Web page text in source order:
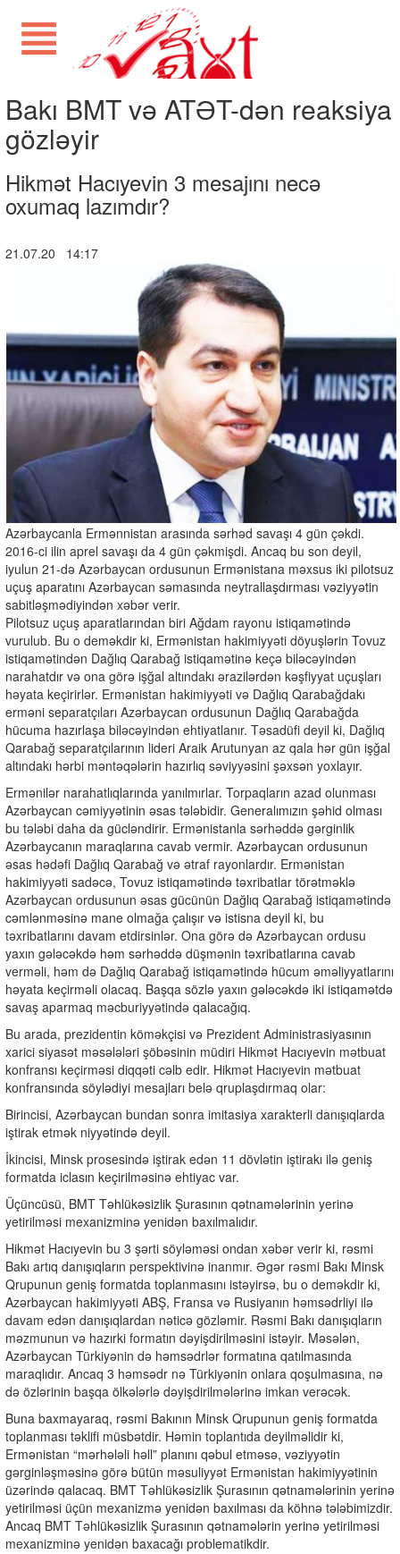
Bakı BMT və ATƏT-dən reaksiya
gözləyir
Hikmət Hacıyevin 3 mesajını necə
oxumaq lazımdır?
21.07.20 14:17
Azərbaycanla Ermənnistan arasında sərhəd savaşı 4 gün çəkdi.
2016-ci ilin aprel savaşı da 4 gün çəkmişdi. Ancaq bu son deyil,
iyulun 21-də Azərbaycan ordusunun Ermənistana məxsus iki pilotsuz
uçuş aparatını Azərbaycan səmasında neytrallaşdırması vəziyyətin
sabitləşmədiyindən xəbər verir.
Pilotsuz uçuş aparatlarından biri Ağdam rayonu istiqamətində
vurulub. Bu o deməkdir ki, Ermənistan hakimiyyəti döyuşlərin Tovuz
istiqamətindən Dağlıq Qarabağ istiqamətinə keçə biləcəyindən
narahatdır və ona görə işğal altındakı ərazilərdən kəşfiyyat uçuşları
həyata keçirirlər. Ermənistan hakimiyyəti və Dağlıq Qarabağdakı
erməni separatçıları Azərbaycan ordusunun Dağlıq Qarabağda
hücuma hazırlaşa biləcəyindən ehtiyatlanır. Təsadüfi deyil ki, Dağlıq
Qarabağ separatçılarının lideri Araik Arutunyan az qala hər gün işğal
altındakı hərbi məntəqələrin hazırlıq səviyyəsini şəxsən yoxlayır.
Ermənilər narahatlıqlarında yanılmırlar. Torpaqların azad olunması
Azərbaycan cəmiyyətinin əsas tələbidir. Generalımızın şəhid olması
bu tələbi daha da gücləndirir. Ermənistanla sərhəddə gərginlik
Azərbaycanın maraqlarına cavab vermir. Azərbaycan ordusunun
əsas hədəfi Dağlıq Qarabağ və ətraf rayonlardır. Ermənistan
hakimiyyəti sadəcə, Tovuz istiqamətində təxribatlar törətməklə
Azərbaycan ordusunun əsas gücünün Dağlıq Qarabağ istiqamətində
cəmlənməsinə mane olmağa çalışır və istisna deyil ki, bu
təxribatlarını davam etdirsinlər. Ona görə də Azərbaycan ordusu
yaxın gələcəkdə həm sərhəddə düşmənin təxribatlarına cavab
verməli, həm də Dağlıq Qarabağ istiqamətində hücum əməliyyatlarını
həyata keçirməli olacaq. Başqa sözlə yaxın gələcəkdə iki istiqamətdə
savaş aparmaq məcburiyyətində qalacağıq.
Bu arada, prezidentin köməkçisi və Prezident Administrasiyasının
xarici siyasət məsələləri şöbəsinin müdiri Hikmət Hacıyevin mətbuat
konfransı keçirməsi diqqəti cəlb edir. Hikmət Hacıyevin mətbuat
konfransında söylədiyi mesajları belə qruplaşdırmaq olar:
Birincisi, Azərbaycan bundan sonra imitasiya xarakterli danışıqlarda
iştirak etmək niyyətində deyil.
İkincisi, Minsk prosesində iştirak edən 11 dövlətin iştirakı ilə geniş
formatda iclasın keçirilməsinə ehtiyac var.
Üçüncüsü, BMT Təhlükəsizlik Şurasının qətnamələrinin yerinə
yetirilməsi mexanizminə yenidən baxılmalıdır.
Hikmət Hacıyevin bu 3 şərti söyləməsi ondan xəbər verir ki, rəsmi
Bakı artıq danışıqların perspektivinə inanmır. Əgər rəsmi Bakı Minsk
Qrupunun geniş formatda toplanmasını istəyirsə, bu o deməkdir ki,
Azərbaycan hakimiyyəti ABŞ, Fransa və Rusiyanın həmsədrliyi ilə
davam edən danışıqlardan nəticə gözləmir. Rəsmi Bakı danışıqların
məzmunun və hazırki formatın dəyişdirilməsini istəyir. Məsələn,
Azərbaycan Türkiyənin də həmsədrlər formatına qatılmasında
maraqlıdır. Ancaq 3 həmsədr nə Türkiyənin onlara qoşulmasına, nə
də özlərinin başqa ölkələrlə dəyişdirilmələrinə imkan verəcək.
Buna baxmayaraq, rəsmi Bakının Minsk Qrupunun geniş formatda
toplanması təklifi müsbətdir. Həmin toplantıda deyilməlidir ki,
Ermənistan “mərhələli həll” planını qəbul etməsə, vəziyyətin
gərginləşməsinə görə bütün məsuliyyət Ermənistan hakimiyyətinin
üzərində qalacaq. BMT Təhlükəsizlik Şurasının qətnamələrinin yerinə
yetirilməsi üçün mexanizmə yenidən baxılması da köhnə tələbimizdir.
Ancaq BMT Təhlükəsizlik Şurasının qətnamələrin yerinə yetirilməsi
mexanizminə yenidən baxacağı problematikdir.